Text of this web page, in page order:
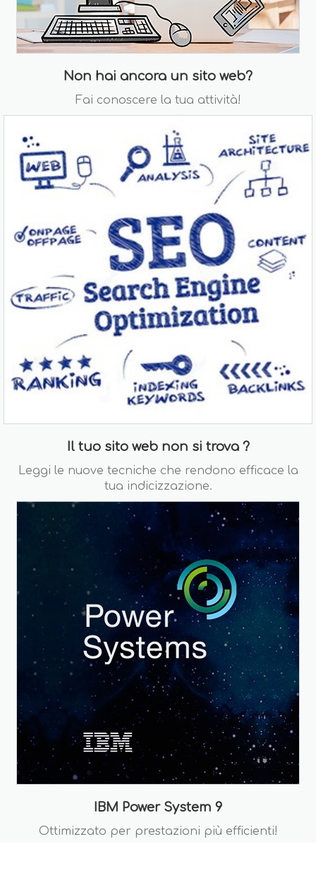
Non hai ancora un sito web?
Fai conoscere la tua attività!
Il tuo sito web non si trova ?
Leggi le nuove tecniche che rendono efficace la
tua indicizzazione.
IBM Power System 9
Ottimizzato per prestazioni più efficienti!